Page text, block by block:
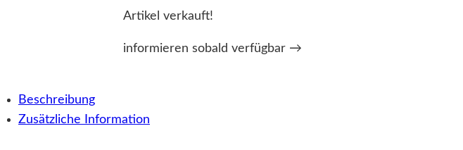
Artikel verkauft!
informieren sobald verfügbar →
Beschreibung
Zusätzliche Information